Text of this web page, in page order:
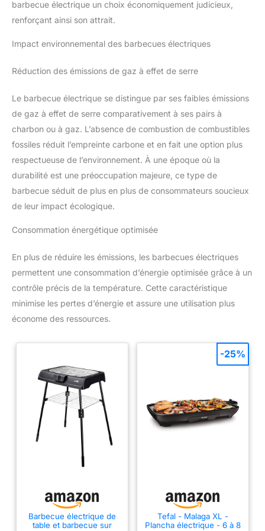
barbecue électrique un choix économiquement judicieux,
renforçant ainsi son attrait.
Impact environnemental des barbecues électriques
Réduction des émissions de gaz à effet de serre
Le barbecue électrique se distingue par ses faibles émissions
de gaz à effet de serre comparativement à ses pairs à
charbon ou à gaz. L’absence de combustion de combustibles
fossiles réduit l’empreinte carbone et en fait une option plus
respectueuse de l’environnement. À une époque où la
durabilité est une préoccupation majeure, ce type de
barbecue séduit de plus en plus de consommateurs soucieux
de leur impact écologique.
Consommation énergétique optimisée
En plus de réduire les émissions, les barbecues électriques
permettent une consommation d’énergie optimisée grâce à un
contrôle précis de la température. Cette caractéristique
minimise les pertes d’énergie et assure une utilisation plus
économe des ressources.
Barbecue électrique de
table et barbecue sur
Tefal - Malaga XL -
Plancha électrique - 6 à 8
-25%